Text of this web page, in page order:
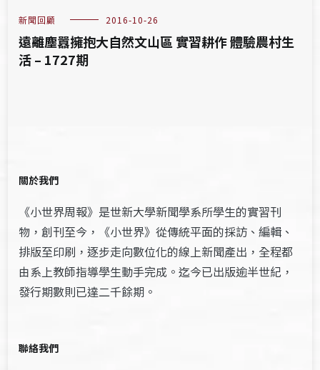
新聞回顧 2016-10-26
遠離塵囂擁抱大自然文山區 實習耕作 體驗農村生
活 – 1727期
關於我們
《小世界周報》是世新大學新聞學系所學生的實習刊
物，創刊至今，《小世界》從傳統平面的採訪、編輯、
排版至印刷，逐步走向數位化的線上新聞產出，全程都
由系上教師指導學生動手完成。迄今已出版逾半世紀，
發行期數則已達二千餘期。
聯絡我們